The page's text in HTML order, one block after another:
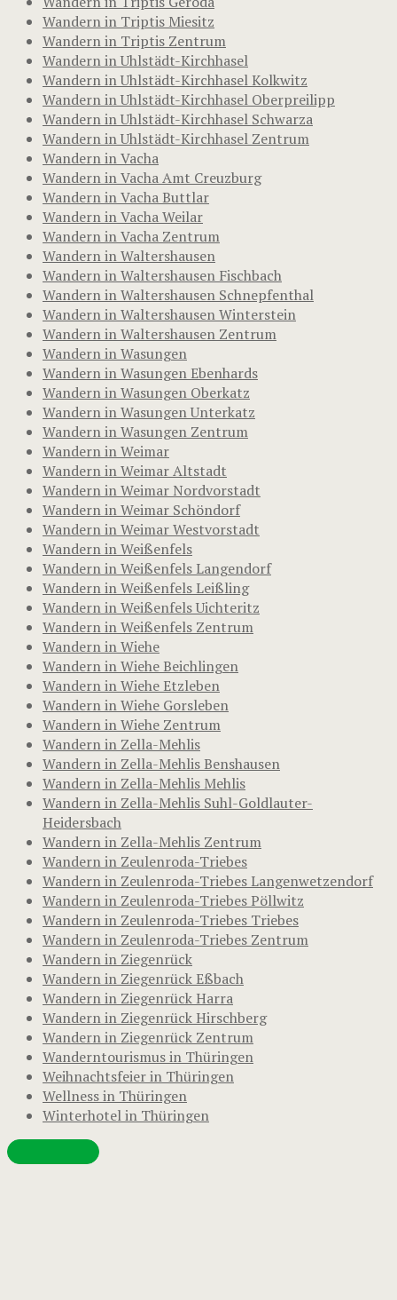
Wandern in Triptis Miesitz
Wandern in Triptis Zentrum
Wandern in Uhlstädt-Kirchhasel
Wandern in Uhlstädt-Kirchhasel Kolkwitz
Wandern in Uhlstädt-Kirchhasel Oberpreilipp
Wandern in Uhlstädt-Kirchhasel Schwarza
Wandern in Uhlstädt-Kirchhasel Zentrum
Wandern in Vacha
Wandern in Vacha Amt Creuzburg
Wandern in Vacha Buttlar
Wandern in Vacha Weilar
Wandern in Vacha Zentrum
Wandern in Waltershausen
Wandern in Waltershausen Fischbach
Wandern in Waltershausen Schnepfenthal
Wandern in Waltershausen Winterstein
Wandern in Waltershausen Zentrum
Wandern in Wasungen
Wandern in Wasungen Ebenhards
Wandern in Wasungen Oberkatz
Wandern in Wasungen Unterkatz
Wandern in Wasungen Zentrum
Wandern in Weimar
Wandern in Weimar Altstadt
Wandern in Weimar Nordvorstadt
Wandern in Weimar Schöndorf
Wandern in Weimar Westvorstadt
Wandern in Weißenfels
Wandern in Weißenfels Langendorf
Wandern in Weißenfels Leißling
Wandern in Weißenfels Uichteritz
Wandern in Weißenfels Zentrum
Wandern in Wiehe
Wandern in Wiehe Beichlingen
Wandern in Wiehe Etzleben
Wandern in Wiehe Gorsleben
Wandern in Wiehe Zentrum
Wandern in Zella-Mehlis
Wandern in Zella-Mehlis Benshausen
Wandern in Zella-Mehlis Mehlis
Wandern in Zella-Mehlis Suhl-Goldlauter-
Heidersbach
Wandern in Zella-Mehlis Zentrum
Wandern in Zeulenroda-Triebes
Wandern in Zeulenroda-Triebes Langenwetzendorf
Wandern in Zeulenroda-Triebes Pöllwitz
Wandern in Zeulenroda-Triebes Triebes
Wandern in Zeulenroda-Triebes Zentrum
Wandern in Ziegenrück
Wandern in Ziegenrück Eßbach
Wandern in Ziegenrück Harra
Wandern in Ziegenrück Hirschberg
Wandern in Ziegenrück Zentrum
Wanderntourismus in Thüringen
Weihnachtsfeier in Thüringen
Wellness in Thüringen
Winterhotel in Thüringen